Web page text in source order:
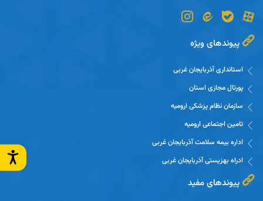
پیوندهای ویژه
استانداری آذربایجان غربی
پورتال مجازی استان
سازمان نظام پزشکی ارومیه
تامین اجتماعی ارومیه
اداره بیمه سلامت آذربایجان غربی
ادراه بهزیستی آذربایجان غربی
پیوندهای مفید